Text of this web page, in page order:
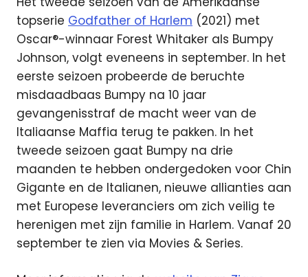
topserie Godfather of Harlem (2021) met
Oscar®-winnaar Forest Whitaker als Bumpy
Johnson, volgt eveneens in september. In het
eerste seizoen probeerde de beruchte
misdaadbaas Bumpy na 10 jaar
gevangenisstraf de macht weer van de
Italiaanse Maffia terug te pakken. In het
tweede seizoen gaat Bumpy na drie
maanden te hebben ondergedoken voor Chin
Gigante en de Italianen, nieuwe allianties aan
met Europese leveranciers om zich veilig te
herenigen met zijn familie in Harlem. Vanaf 20
september te zien via Movies & Series.